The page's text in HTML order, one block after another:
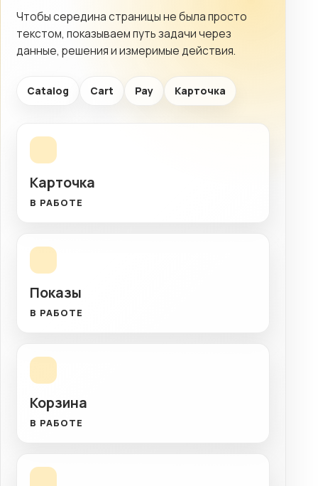
Чтобы середина страницы не была просто
текстом, показываем путь задачи через
данные, решения и измеримые действия.
Catalog Cart Pay Карточка
Карточка
В РАБОТЕ
Показы
В РАБОТЕ
Корзина
В РАБОТЕ